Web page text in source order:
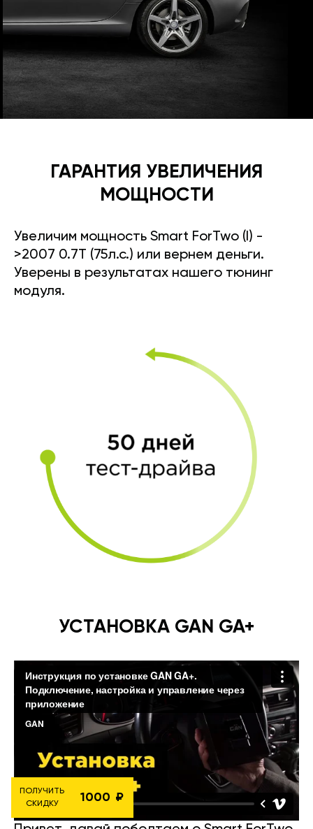
ГАРАНТИЯ УВЕЛИЧЕНИЯ
МОЩНОСТИ
Увеличим мощность Smart ForTwo (I) -
>2007 0.7T (75л.с.) или вернем деньги.
Уверены в результатах нашего тюнинг
модуля.
УСТАНОВКА GAN GA+
ПОЛУЧИТЬ
СКИДКУ
1000